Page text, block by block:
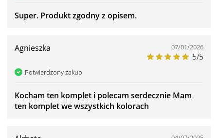
Super. Produkt zgodny z opisem.
Agnieszka 07/01/2026
5/5
Potwierdzony zakup
Kocham ten komplet i polecam serdecznie Mam
ten komplet we wszystkich kolorach